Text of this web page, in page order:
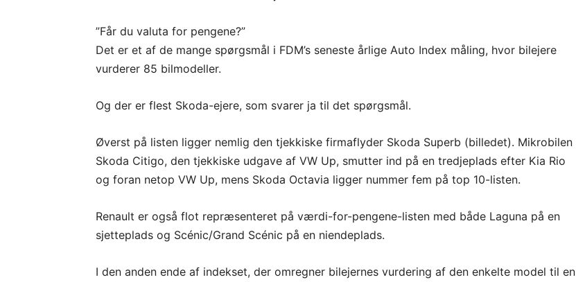
”Får du valuta for pengene?”
Det er et af de mange spørgsmål i FDM’s seneste årlige Auto Index måling, hvor bilejere
vurderer 85 bilmodeller.
Og der er flest Skoda-ejere, som svarer ja til det spørgsmål.
Øverst på listen ligger nemlig den tjekkiske firmaflyder Skoda Superb (billedet). Mikrobilen
Skoda Citigo, den tjekkiske udgave af VW Up, smutter ind på en tredjeplads efter Kia Rio
og foran netop VW Up, mens Skoda Octavia ligger nummer fem på top 10-listen.
Renault er også flot repræsenteret på værdi-for-pengene-listen med både Laguna på en
sjetteplads og Scénic/Grand Scénic på en niendeplads.
I den anden ende af indekset, der omregner bilejernes vurdering af den enkelte model til en